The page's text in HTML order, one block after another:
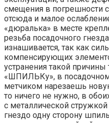
смещения в погрешности
отсюда и малое
«дюралька» в месте
резьба посадочного
изнашивается, так как
компенсирующих
устранения такой причины
«ШПИЛЬКу», в
метчиком нарезаешь
то ничего не нужно, в
с металлической
гнездо одну сторону